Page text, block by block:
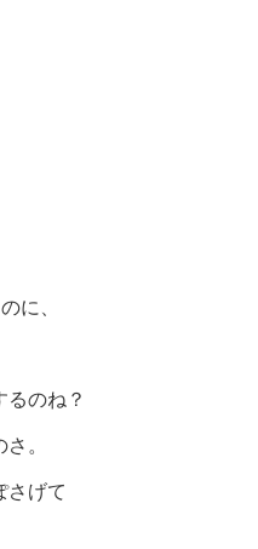
に、
るのね？
。
さげて